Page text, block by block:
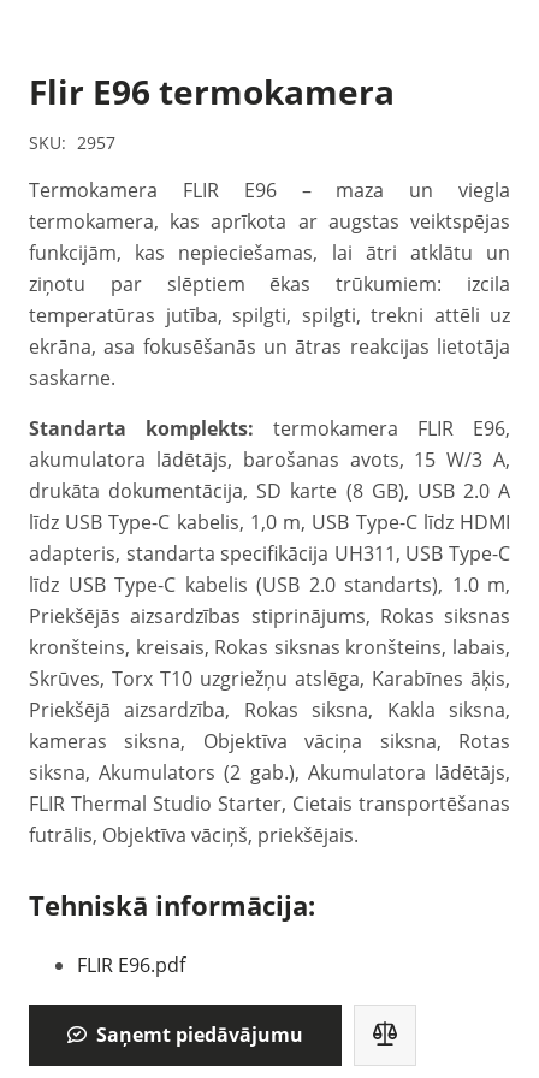
Flir E96 termokamera
SKU: 2957
Termokamera FLIR E96 – maza un viegla
termokamera, kas aprīkota ar augstas veiktspējas
funkcijām, kas nepieciešamas, lai ātri atklātu un
ziņotu par slēptiem ēkas trūkumiem: izcila
temperatūras jutība, spilgti, spilgti, trekni attēli uz
ekrāna, asa fokusēšanās un ātras reakcijas lietotāja
saskarne.
Standarta komplekts: termokamera FLIR E96,
akumulatora lādētājs, barošanas avots, 15 W/3 A,
drukāta dokumentācija, SD karte (8 GB), USB 2.0 A
līdz USB Type-C kabelis, 1,0 m, USB Type-C līdz HDMI
adapteris, standarta specifikācija UH311, USB Type-C
līdz USB Type-C kabelis (USB 2.0 standarts), 1.0 m,
Priekšējās aizsardzības stiprinājums, Rokas siksnas
kronšteins, kreisais, Rokas siksnas kronšteins, labais,
Skrūves, Torx T10 uzgriežņu atslēga, Karabīnes āķis,
Priekšējā aizsardzība, Rokas siksna, Kakla siksna,
kameras siksna, Objektīva vāciņa siksna, Rotas
siksna, Akumulators (2 gab.), Akumulatora lādētājs,
FLIR Thermal Studio Starter, Cietais transportēšanas
futrālis, Objektīva vāciņš, priekšējais.
Tehniskā informācija:
FLIR E96.pdf
Saņemt piedāvājumu